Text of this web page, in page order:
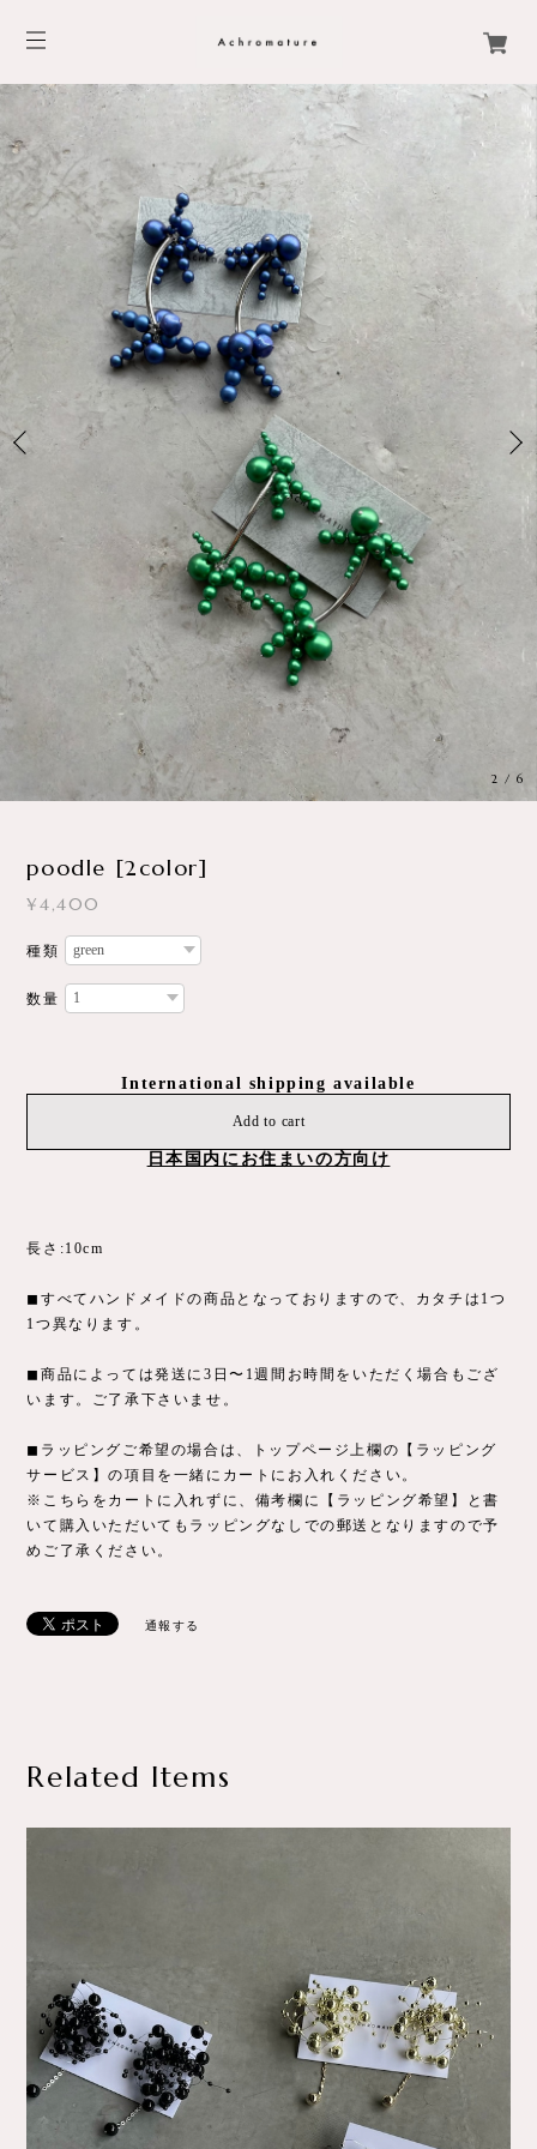
3 /6
poodle [2color]
¥4,400
種類
数量
International shipping available
Add to cart
日本国内にお住まいの方向け
長さ:10cm
◼︎すべてハンドメイドの商品となっておりますので、カタチは1つ
1つ異なります。
◼︎商品によっては発送に3日〜1週間お時間をいただく場合もござ
います。ご了承下さいませ。
◼︎ラッピングご希望の場合は、トップページ上欄の【ラッピング
サービス】の項目を一緒にカートにお入れください。
※こちらをカートに入れずに、備考欄に【ラッピング希望】と書
いて購入いただいてもラッピングなしでの郵送となりますので予
めご了承ください。
通報する
Related Items